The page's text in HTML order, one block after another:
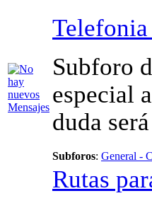
Subforo
especial
duda
Subforos: General -
Rutas